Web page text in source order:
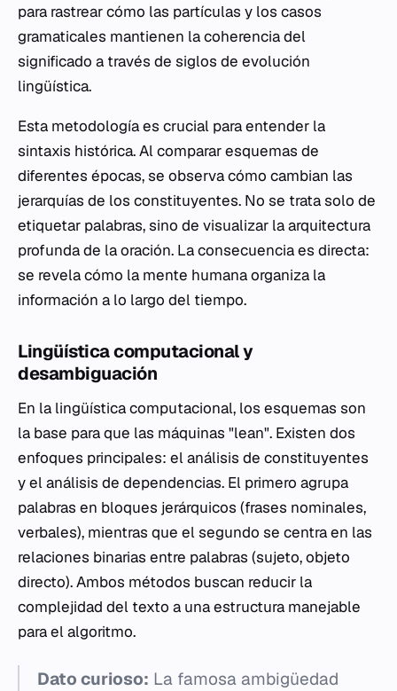
para rastrear cómo las partículas y los casos
gramaticales mantienen la coherencia del
significado a través de siglos de evolución
lingüística.
Esta metodología es crucial para entender la
sintaxis histórica. Al comparar esquemas de
diferentes épocas, se observa cómo cambian las
jerarquías de los constituyentes. No se trata solo de
etiquetar palabras, sino de visualizar la arquitectura
profunda de la oración. La consecuencia es directa:
se revela cómo la mente humana organiza la
información a lo largo del tiempo.
Lingüística computacional y
desambiguación
En la lingüística computacional, los esquemas son
la base para que las máquinas "lean". Existen dos
enfoques principales: el análisis de constituyentes
y el análisis de dependencias. El primero agrupa
palabras en bloques jerárquicos (frases nominales,
verbales), mientras que el segundo se centra en las
relaciones binarias entre palabras (sujeto, objeto
directo). Ambos métodos buscan reducir la
complejidad del texto a una estructura manejable
para el algoritmo.
Dato curioso: La famosa ambigüedad